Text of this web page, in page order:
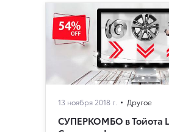
13 ноября 2018 г. Другое
СУПЕРКОМБО в Тойота